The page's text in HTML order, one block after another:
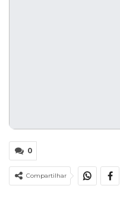
0
Compartilhar